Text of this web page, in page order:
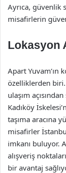
Ayrıca, güvenlik
misafirlerin
Lokasyon
Apart Yuvam’ın
özelliklerden biri.
ulaşım
Kadıköy
taşıma aracına
misafirler
imkanı buluyor.
alışveriş
bir avantaj